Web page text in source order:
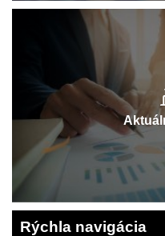
Rýchla navigácia